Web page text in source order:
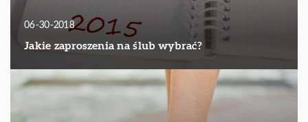
06-30-2018
Jakie zaproszenia na ślub wybrać?